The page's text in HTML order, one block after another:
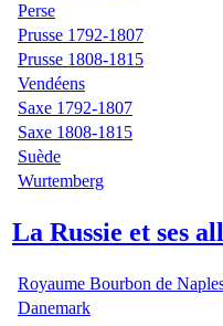
Perse
Prusse 1792-1807
Prusse 1808-1815
Vendéens
Saxe 1792-1807
Saxe 1808-1815
Suède
Wurtemberg
La Russie et ses
Royaume Bourbon de
Danemark